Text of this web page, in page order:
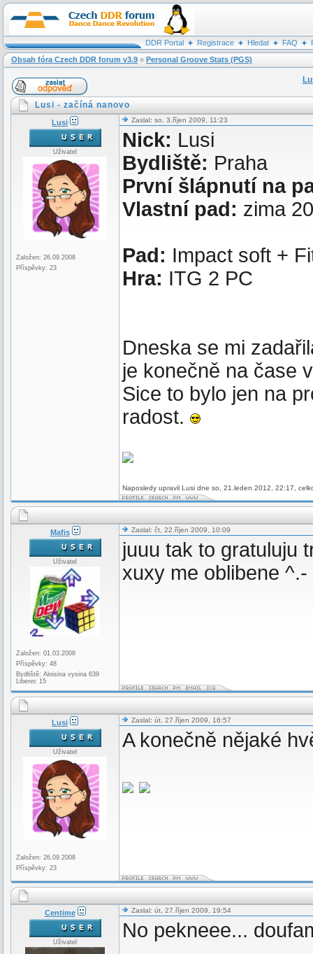
DDR Portal Registrace Hledat FAQ
Obsah fóra Czech DDR forum v3.9 » Personal Groove Stats (PGS)
Lusi - začíná nanovo
Lusi
Uživatel
Založen: 26.09.2008
Příspěvky: 23
Zaslal: so, 3.říjen 2009, 11:23
Nick: Lusi
Bydliště: Praha
První šlápnutí na
Vlastní pad: zima
Pad: Impact soft +
Hra: ITG 2 PC
Dneska se mi
je konečně na čase
Sice to bylo jen na
radost.
Naposledy upravil Lusi dne so, 21.leden 2012, 22:17,
Mafis
Uživatel
Založen: 01.03.2008
Příspěvky: 48
Bydliště: Aloisina vysina 639
Liberec 15
Zaslal: čt, 22.říjen 2009, 10:09
juuu tak to gratuluju
xuxy me oblibene ^.-
Lusi
Uživatel
Založen: 26.09.2008
Příspěvky: 23
Zaslal: út, 27.říjen 2009, 16:57
A konečně nějaké
Centime
Uživatel
Zaslal: út, 27.říjen 2009, 19:54
No pekneee...